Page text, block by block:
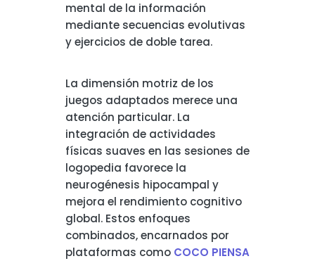
mental de la información
mediante secuencias evolutivas
y ejercicios de doble tarea.
La dimensión motriz de los
juegos adaptados merece una
atención particular. La
integración de actividades
físicas suaves en las sesiones de
logopedia favorece la
neurogénesis hipocampal y
mejora el rendimiento cognitivo
global. Estos enfoques
combinados, encarnados por
plataformas como COCO PIENSA